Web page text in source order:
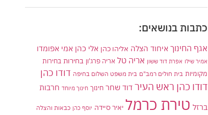
כתבות בנושאים:
אגף החינוך איחוד הצלה אליהו כהן אלי כהן אמי אפומדו
אמיר שילו אפרת דוד ששון אריה טל אריה פרג'ון בחירות בחירות
מקומיות בית חולים רמב"ם בית משפט השלום בחיפה דודו כהן
דודו כהן ראש העיר דוד שחר חינוך חינוך מיוחד חרבות
ברזל טירת כרמל יאיר סיידה יוסף כהן כבאות והצלה